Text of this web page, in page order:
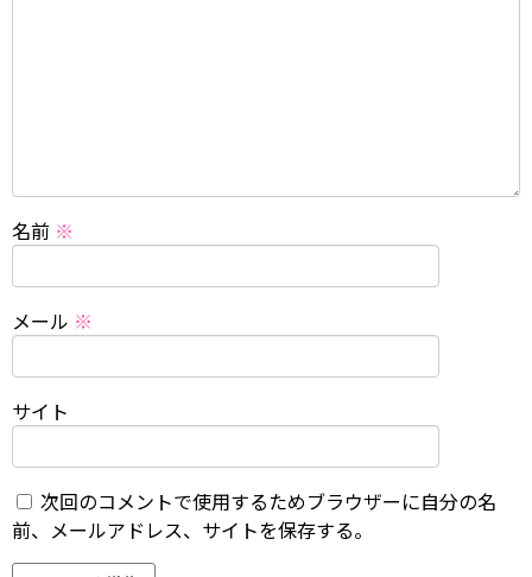
名前 ※
メール ※
サイト
次回のコメントで使用するためブラウザーに自分の名
前、メールアドレス、サイトを保存する。